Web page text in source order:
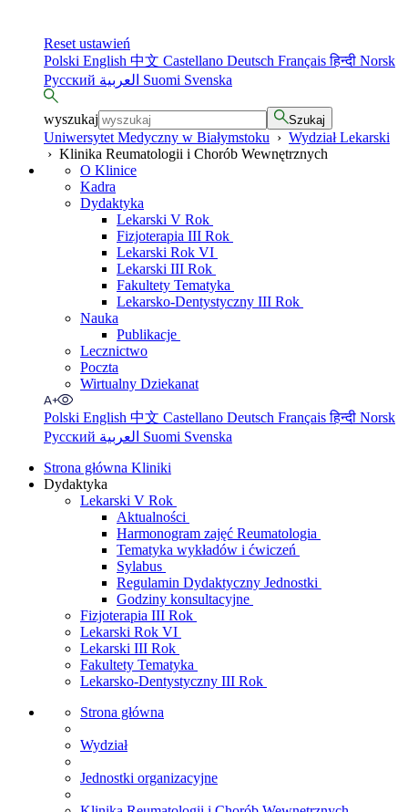
Reset ustawień
Polski English 中文 Castellano Deutsch Françaisहिन्दी Norsk
Русский
Suomi Svenska
wyszukaj Szukaj
Uniwersytet Medyczny w Białymstoku › Wydział Lekarski
› Klinika Reumatologii i Chorób Wewnętrznych
O Klinice
Kadra
Dydaktyka
Lekarski V Rok
Fizjoterapia III Rok
Lekarski Rok VI
Lekarski III Rok
Fakultety Tematyka
Lekarsko-Dentystyczny III Rok
Nauka
Publikacje
Lecznictwo
Poczta
Wirtualny Dziekanat
Polski English 中文 Castellano Deutsch Françaisहिन्दी Norsk
Русский
Suomi Svenska
Strona główna Kliniki
Dydaktyka
Lekarski V Rok
Aktualności
Harmonogram zajęć Reumatologia
Tematyka wykładów i ćwiczeń
Sylabus
Regulamin Dydaktyczny Jednostki
Godziny konsultacyjne
Fizjoterapia III Rok
Lekarski Rok VI
Lekarski III Rok
Fakultety Tematyka
Lekarsko-Dentystyczny III Rok
Strona główna
Wydział
Jednostki organizacyjne